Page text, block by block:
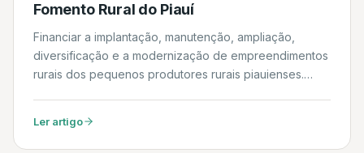
Fomento Rural do Piauí
Financiar a implantação, manutenção, ampliação,
diversificação e a modernização de empreendimentos
rurais dos pequenos produtores rurais piauienses.
Ler artigo